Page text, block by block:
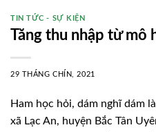
TIN TỨC - SỰ KIỆN
Tăng thu nhập từ mô
29 THÁNG CHÍN, 2021
Ham học hỏi, dám nghĩ dám
xã Lạc An, huyện Bắc Tân